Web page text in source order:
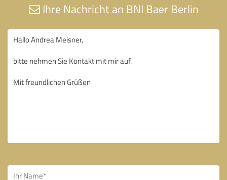
Ihre Nachricht an BNI Baer Berlin